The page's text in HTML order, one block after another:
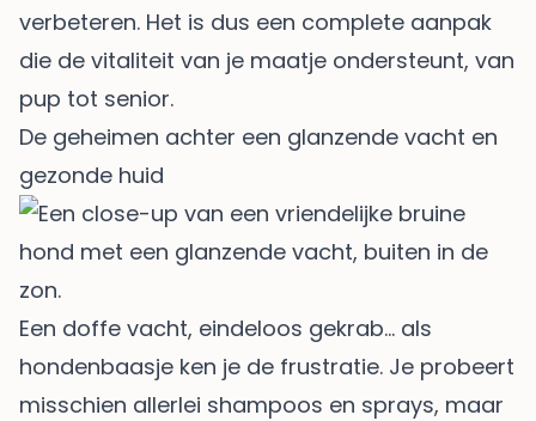
verbeteren. Het is dus een complete aanpak
die de vitaliteit van je maatje ondersteunt, van
pup tot senior.
De geheimen achter een glanzende vacht en
gezonde huid
Een doffe vacht, eindeloos gekrab… als
hondenbaasje ken je de frustratie. Je probeert
misschien allerlei shampoos en sprays, maar